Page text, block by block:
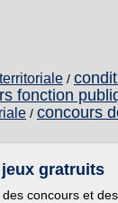
/
fonction
/ concours
gratruits
concours et des